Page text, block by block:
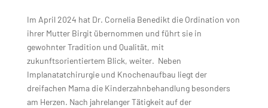
Im April 2024 hat Dr. Cornelia Benedikt die Ordination von
ihrer Mutter Birgit übernommen und führt sie in
gewohnter Tradition und Qualität, mit
zukunftsorientiertem Blick, weiter. Neben
Implanatatchirurgie und Knochenaufbau liegt der
dreifachen Mama die Kinderzahnbehandlung besonders
am Herzen. Nach jahrelanger Tätigkeit auf der